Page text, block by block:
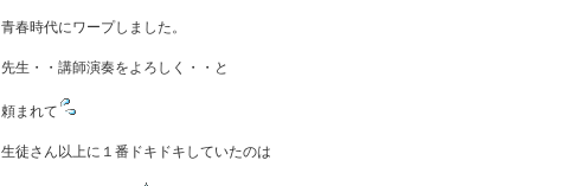
青春時代にワープしました。
先生・・講師演奏をよろしく・・と
頼まれて
生徒さん以上に１番ドキドキしていたのは